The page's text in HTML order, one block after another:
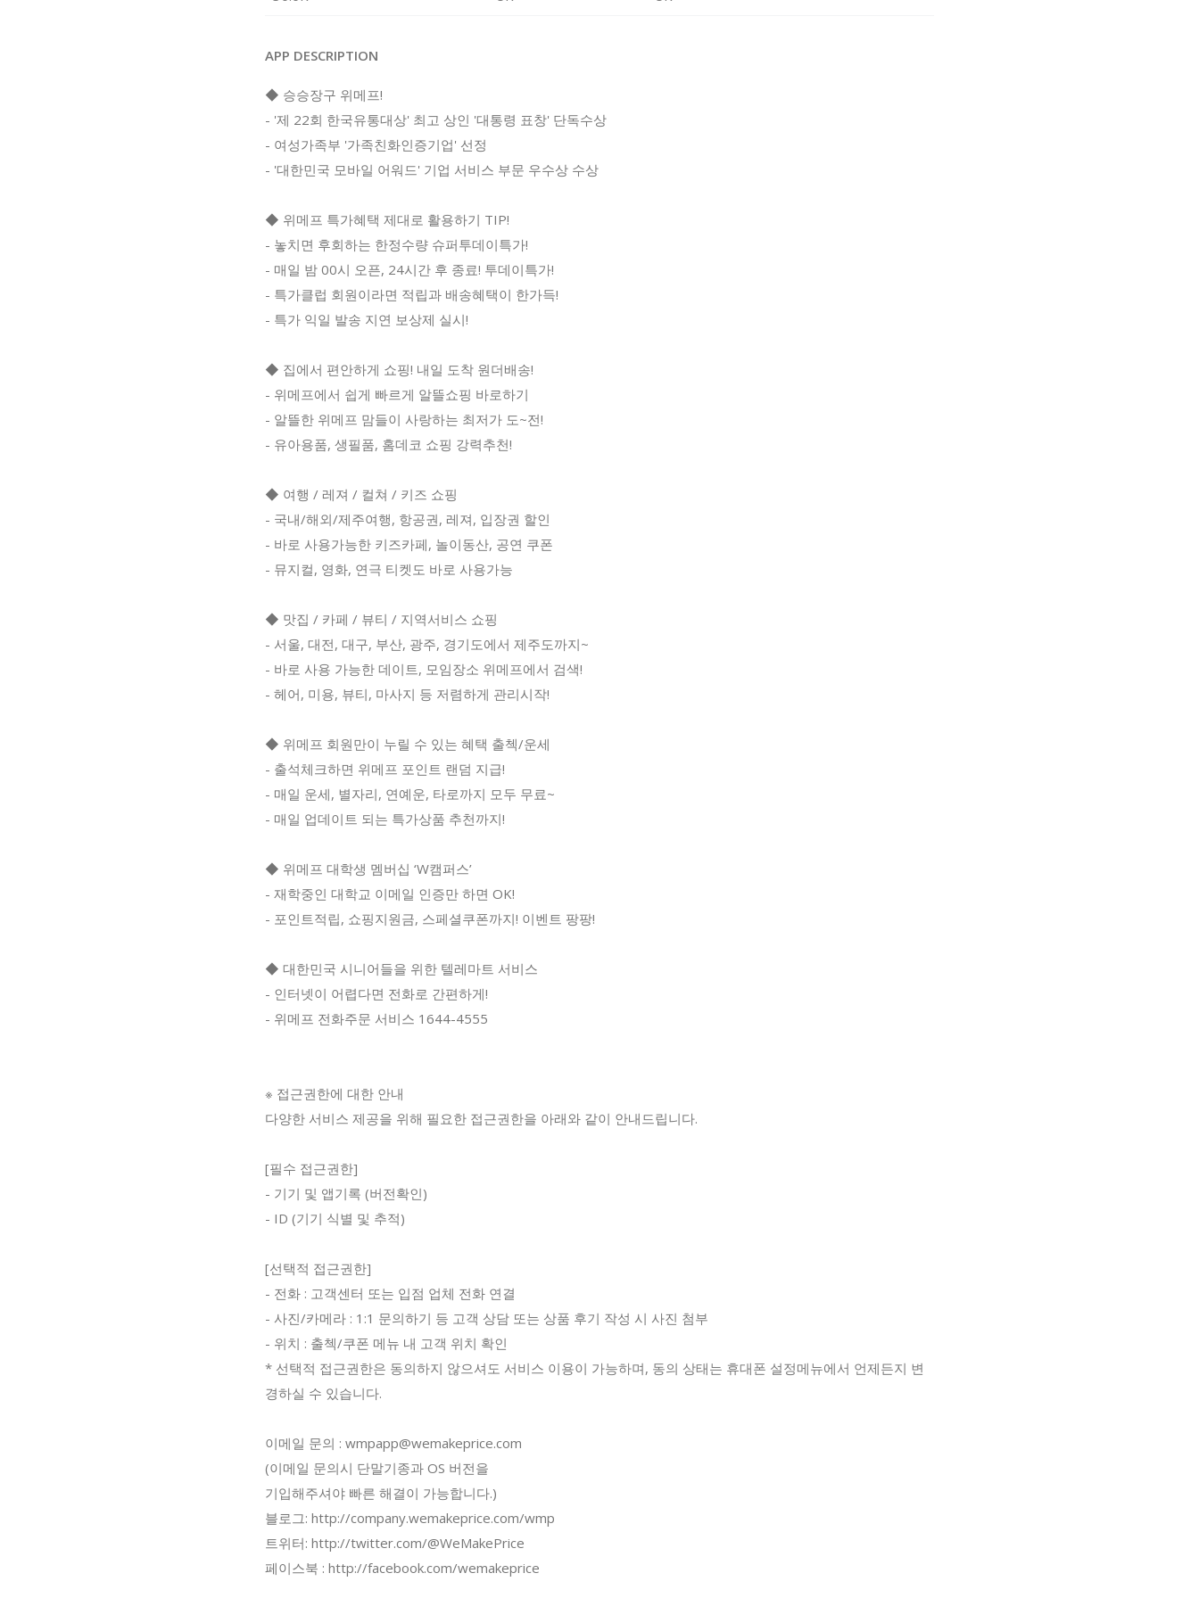
APP DESCRIPTION
◆ 승승장구 위메프!
- '제 22회 한국유통대상' 최고 상인 '대통령 표창' 단독수상
- 여성가족부 '가족친화인증기업' 선정
- '대한민국 모바일 어워드' 기업 서비스 부문 우수상 수상
◆ 위메프 특가혜택 제대로 활용하기 TIP!
- 놓치면 후회하는 한정수량 슈퍼투데이특가!
- 매일 밤 00시 오픈, 24시간 후 종료! 투데이특가!
- 특가클럽 회원이라면 적립과 배송혜택이 한가득!
- 특가 익일 발송 지연 보상제 실시!
◆ 집에서 편안하게 쇼핑! 내일 도착 원더배송!
- 위메프에서 쉽게 빠르게 알뜰쇼핑 바로하기
- 알뜰한 위메프 맘들이 사랑하는 최저가 도~전!
- 유아용품, 생필품, 홈데코 쇼핑 강력추천!
◆ 여행 / 레져 / 컬쳐 / 키즈 쇼핑
- 국내/해외/제주여행, 항공권, 레져, 입장권 할인
- 바로 사용가능한 키즈카페, 놀이동산, 공연 쿠폰
- 뮤지컬, 영화, 연극 티켓도 바로 사용가능
◆ 맛집 / 카페 / 뷰티 / 지역서비스 쇼핑
- 서울, 대전, 대구, 부산, 광주, 경기도에서 제주도까지~
- 바로 사용 가능한 데이트, 모임장소 위메프에서 검색!
- 헤어, 미용, 뷰티, 마사지 등 저렴하게 관리시작!
◆ 위메프 회원만이 누릴 수 있는 혜택 출첵/운세
- 출석체크하면 위메프 포인트 랜덤 지급!
- 매일 운세, 별자리, 연예운, 타로까지 모두 무료~
- 매일 업데이트 되는 특가상품 추천까지!
◆ 위메프 대학생 멤버십 ‘W캠퍼스’
- 재학중인 대학교 이메일 인증만 하면 OK!
- 포인트적립, 쇼핑지원금, 스페셜쿠폰까지! 이벤트 팡팡!
◆ 대한민국 시니어들을 위한 텔레마트 서비스
- 인터넷이 어렵다면 전화로 간편하게!
- 위메프 전화주문 서비스 1644-4555
※ 접근권한에 대한 안내
다양한 서비스 제공을 위해 필요한 접근권한을 아래와 같이 안내드립니다.
[필수 접근권한]
- 기기 및 앱기록 (버전확인)
- ID (기기 식별 및 추적)
[선택적 접근권한]
- 전화 : 고객센터 또는 입점 업체 전화 연결
- 사진/카메라 : 1:1 문의하기 등 고객 상담 또는 상품 후기 작성 시 사진 첨부
- 위치 : 출첵/쿠폰 메뉴 내 고객 위치 확인
* 선택적 접근권한은 동의하지 않으셔도 서비스 이용이 가능하며, 동의 상태는 휴대폰 설정메뉴에서 언제든지 변
경하실 수 있습니다.
이메일 문의 : wmpapp@wemakeprice.com
(이메일 문의시 단말기종과 OS 버전을
기입해주셔야 빠른 해결이 가능합니다.)
블로그: http://company.wemakeprice.com/wmp
트위터: http://twitter.com/@WeMakePrice
페이스북 : http://facebook.com/wemakeprice​